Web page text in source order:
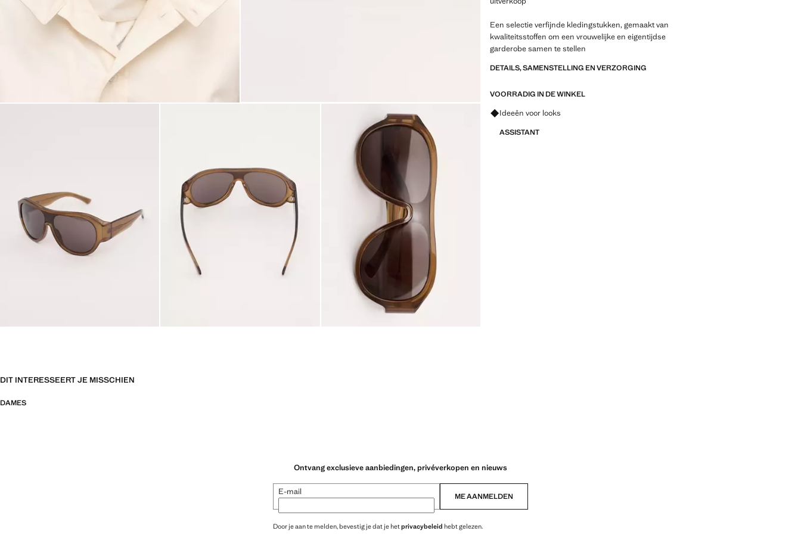
Een selectie verfijnde kledingstukken, gemaakt van
kwaliteitsstoffen om een vrouwelijke en eigentijdse
garderobe samen te stellen
DETAILS, SAMENSTELLING EN VERZORGING
VOORRADIG IN DE WINKEL
Vraag om outfitideeën, kledingstukken en trends
Ideeën voor looks
ASSISTANT
DIT INTERESSEERT JE MISSCHIEN
DAMES
Ontvang exclusieve aanbiedingen, privéverkopen en nieuws
E-mail ME AANMELDEN
Door je aan te melden, bevestig je dat je hetprivacybeleid hebt gelezen.